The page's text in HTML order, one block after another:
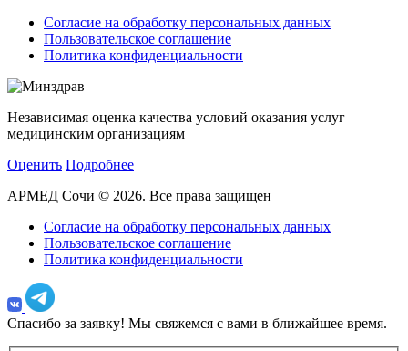
Согласие на обработку персональных данных
Пользовательское соглашение
Политика конфиденциальности
Независимая оценка качества условий оказания услуг
медицинским организациям
Оценить Подробнее
АРМЕД Сочи © 2026. Все права защищен
Согласие на обработку персональных данных
Пользовательское соглашение
Политика конфиденциальности
Спасибо за заявку! Мы свяжемся с вами в ближайшее время.